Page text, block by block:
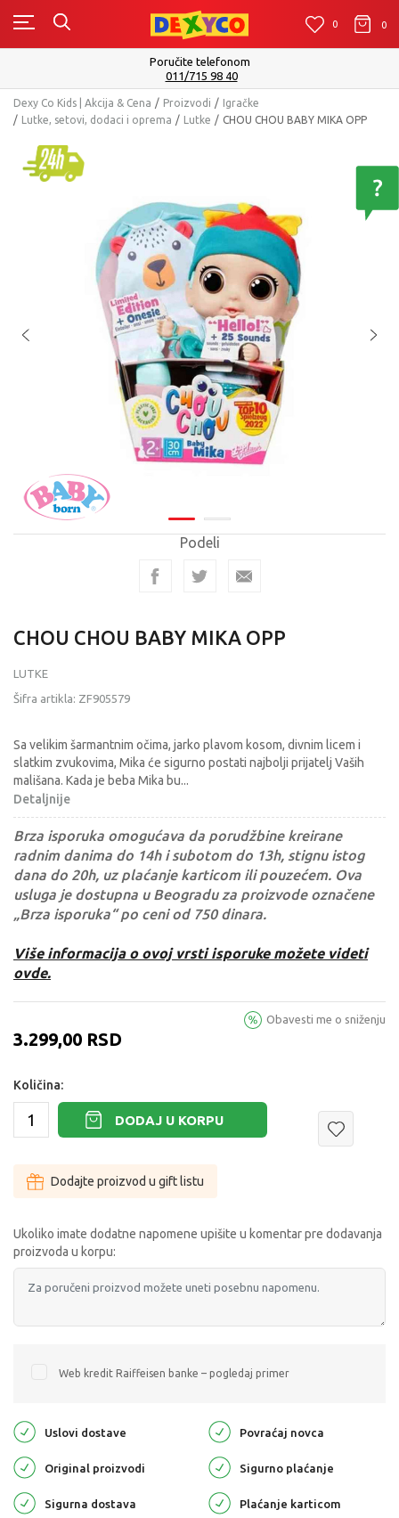
0 0 0
Poručite telefonom
011/715 98 40
Dexy Co Kids | Akcija & Cena Proizvodi
Igračke
Lutke, setovi, dodaci i oprema
Lutke CHOU CHOU BABY MIKA OPP
Podeli
CHOU CHOU BABY MIKA OPP
LUTKE
Šifra artikla: ZF905579
Sa velikim šarmantnim očima, jarko plavom kosom, divnim licem i
slatkim zvukovima, Mika će sigurno postati najbolji prijatelj Vaših
mališana. Kada je beba Mika bu...
Detaljnije
Brza isporuka omogućava da porudžbine kreirane
radnim danima do 14h i subotom do 13h, stignu istog
dana do 20h, uz plaćanje karticom ili pouzećem. Ova
usluga je dostupna u Beogradu za proizvode označene
„Brza isporuka“ po ceni od 750 dinara.
Više informacija o ovoj vrsti isporuke možete videti
ovde.
3.299,00 RSD
Obavesti me o sniženju
Količina:
DODAJ U KORPU
Dodajte proizvod u gift listu
Ukoliko imate dodatne napomene upišite u komentar pre dodavanja
proizvoda u korpu:
Web kredit Raiffeisen banke – pogledaj primer
Uslovi dostave Povraćaj novca
Original proizvodi Sigurno plaćanje
Sigurna dostava Plaćanje karticom